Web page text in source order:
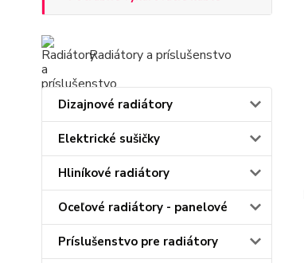
Radiátory a príslušenstvo
Dizajnové radiátory
Elektrické sušičky
Hliníkové radiátory
Oceľové radiátory - panelové
Príslušenstvo pre radiátory